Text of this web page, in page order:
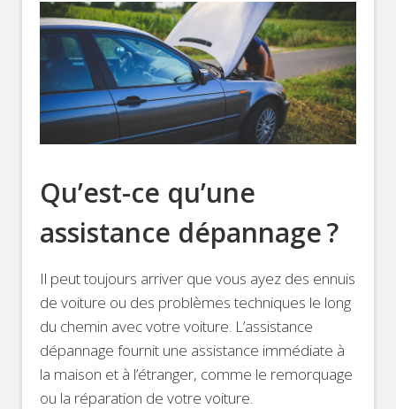
Qu’est-ce qu’une
assistance dépannage ?
Il peut toujours arriver que vous ayez des ennuis
de voiture ou des problèmes techniques le long
du chemin avec votre voiture. L’assistance
dépannage fournit une assistance immédiate à
la maison et à l’étranger, comme le remorquage
ou la réparation de votre voiture.